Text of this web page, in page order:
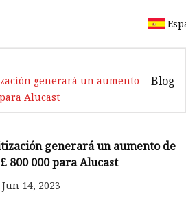
generará un aumento
Alucast
Blog
generará un aumento de
800 000 para Alucast
Jun 14, 2023